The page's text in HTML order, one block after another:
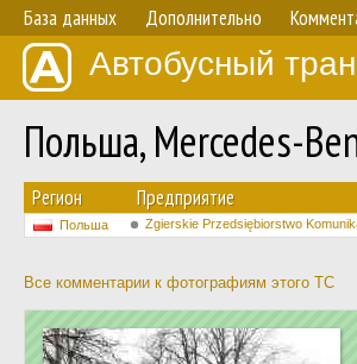
База данных Дополнительно
Автобусный
Польша, Mercedes-
Регион Предприятие
Польша Zgierskie Przedsiębiorstwo
Все комментарии к фотографиям этого ТС